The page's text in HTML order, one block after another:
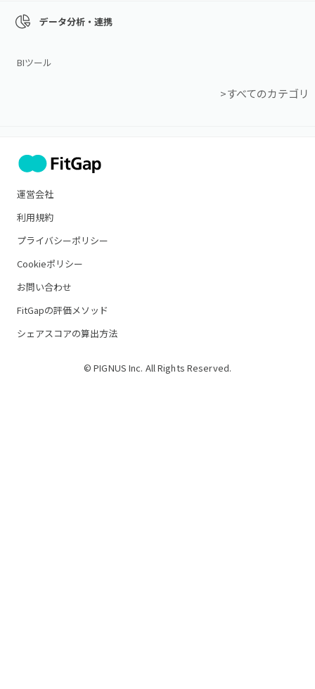
データ分析・連携
BIツール
>すべてのカテゴリ
運営会社
利用規約
プライバシーポリシー
Cookieポリシー
お問い合わせ
FitGapの評価メソッド
シェアスコアの算出方法
© PIGNUS Inc. All Rights Reserved.